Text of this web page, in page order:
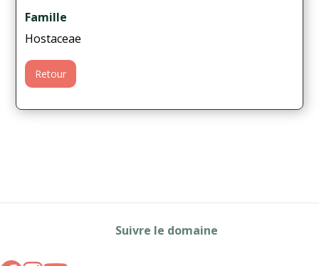
Famille
Hostaceae
Retour
Suivre le domaine